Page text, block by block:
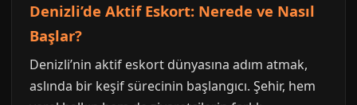
Denizli’de Aktif Eskort: Nerede ve Nasıl
Başlar?
Denizli’nin aktif eskort dünyasına adım atmak,
aslında bir keşif sürecinin başlangıcı. Şehir, hem